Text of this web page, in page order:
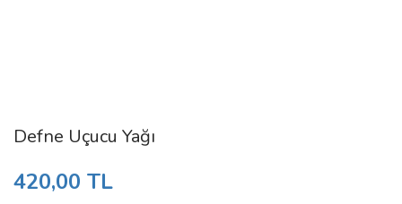
Defne Uçucu Yağı
420,00 TL